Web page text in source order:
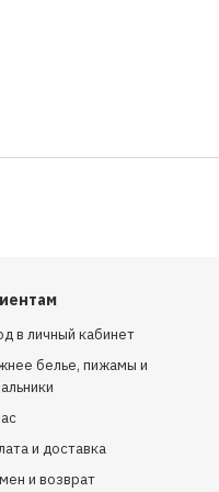
в личный кабинет
белье, пижамы и
и доставка
и возврат